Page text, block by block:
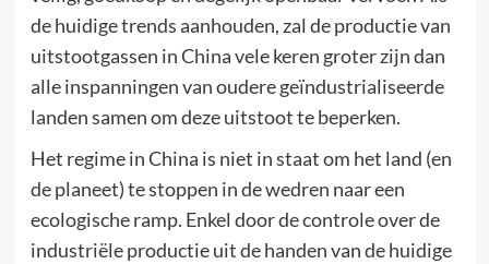
de huidige trends aanhouden, zal de productie van
uitstootgassen in China vele keren groter zijn dan
alle inspanningen van oudere geïndustrialiseerde
landen samen om deze uitstoot te beperken.
Het regime in China is niet in staat om het land (en
de planeet) te stoppen in de wedren naar een
ecologische ramp. Enkel door de controle over de
industriële productie uit de handen van de huidige